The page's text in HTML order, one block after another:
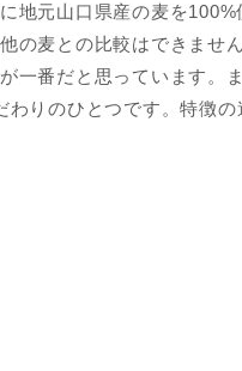
地元山口県産の麦を100%
の麦との比較はできませ
一番だと思っています。
りのひとつです。特徴の